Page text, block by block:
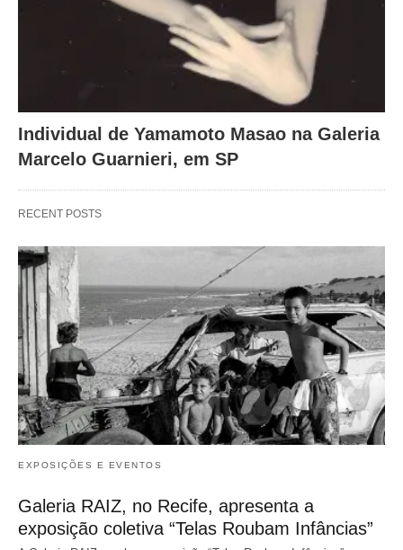
Individual de Yamamoto Masao na Galeria
Marcelo Guarnieri, em SP
RECENT POSTS
EXPOSIÇÕES E EVENTOS
Galeria RAIZ, no Recife, apresenta a
exposição coletiva “Telas Roubam Infâncias”